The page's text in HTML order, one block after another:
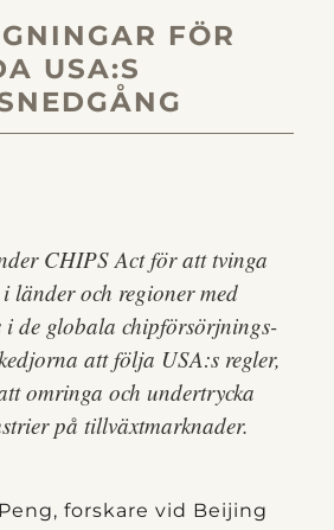
FÖR
USA:S
CHIPS Act för att tvinga
länder och regioner med
i de globala chipförsörjnings-
att följa USA:s regler,
omringa och undertrycka
på tillväxtmarknader.
forskare vid Beijing